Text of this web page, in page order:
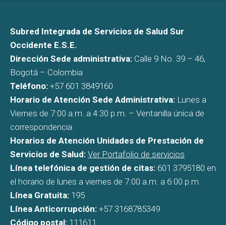
Subred Integrada de Servicios de Salud Sur
Occidente E.S.E.
Dirección Sede administrativa: Calle 9 No. 39 – 46,
Bogotá – Colombia
Teléfono: +57 601 3849160
Horario de Atención Sede Administrativa: Lunes a
Viernes de 7:00 a.m. a 4:30 p.m. – Ventanilla única de
correspondencia.
Horarios de Atención Unidades de Prestación de
Servicios de Salud: Ver Portafolio de servicios
Línea telefónica de gestión de citas: 601 3795180 en
el horario de lunes a viernes de 7:00 a.m. a 6:00 p.m.
Línea Gratuita: 195
Línea Anticorrupción: +57 3168785349
Código postal: 111611